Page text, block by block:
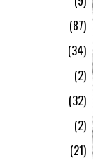
87
34
2
32
2
21